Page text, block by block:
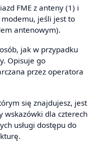
FME z anteny (1) i
jeśli jest to
antenowym).
jak w przypadku
Opisuje go
przez operatora
się znajdujesz, jest
wskazówki dla czterech
usługi dostępu do